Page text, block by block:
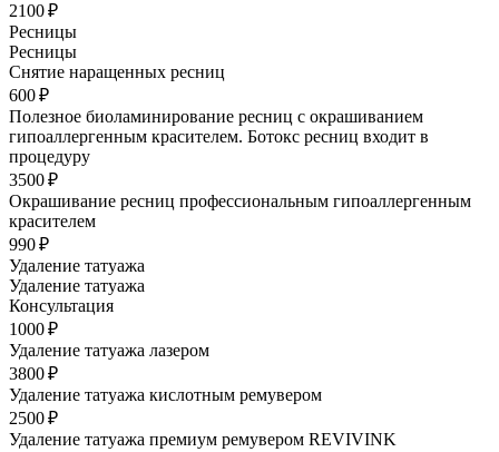
2100 ₽
Ресницы
Ресницы
Снятие наращенных ресниц
600 ₽
Полезное биоламинирование ресниц с окрашиванием
гипоаллергенным красителем. Ботокс ресниц входит в
процедуру
3500 ₽
Окрашивание ресниц профессиональным гипоаллергенным
красителем
990 ₽
Удаление татуажа
Удаление татуажа
Консультация
1000 ₽
Удаление татуажа лазером
3800 ₽
Удаление татуажа кислотным ремувером
2500 ₽
Удаление татуажа премиум ремувером REVIVINK